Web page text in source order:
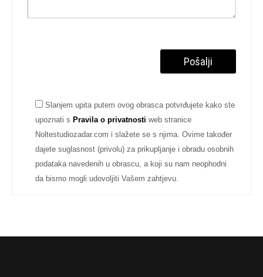
Slanjem upita putem ovog obrasca potvrđujete kako ste
upoznati s Pravila o privatnosti web stranice
Noltestudiozadar.com i slažete se s njima. Ovime također
dajete suglasnost (privolu) za prikupljanje i obradu osobnih
podataka navedenih u obrascu, a koji su nam neophodni
da bismo mogli udovoljiti Vašem zahtjevu.